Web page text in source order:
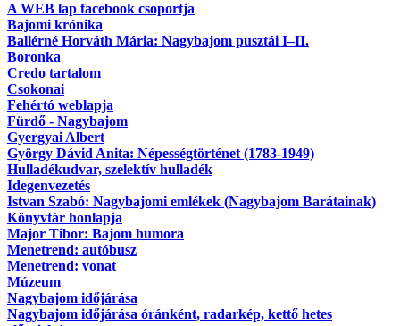
A WEB lap facebook csoportja
Bajomi krónika
Ballérné Horváth Mária: Nagybajom pusztái I–II.
Boronka
Credo tartalom
Csokonai
Fehértó weblapja
Fürdő - Nagybajom
Gyergyai Albert
György Dávid Anita: Népességtörténet (1783-1949)
Hulladékudvar, szelektív hulladék
Idegenvezetés
Istvan Szabó: Nagybajomi emlékek (Nagybajom Barátainak)
Könyvtár honlapja
Major Tibor: Bajom humora
Menetrend: autóbusz
Menetrend: vonat
Múzeum
Nagybajom időjárása
Nagybajom időjárása óránként, radarkép, kettő hetes